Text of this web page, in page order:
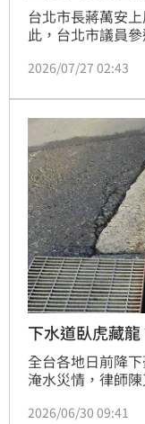
台北市長蔣萬安
此，台北市議員
中表示，藍營側翼
市政、丟包下屬
看清蔣萬安的市
2026/07/27 02:43
下水道臥虎藏
全台各地日前降
淹水災情，律師
「蓬勃生長」，陳
2026/06/30 09:41